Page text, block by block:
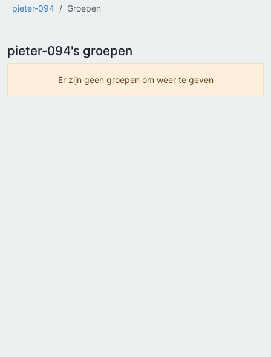
pieter-094 Groepen
pieter-094's groepen
Er zijn geen groepen om weer te geven